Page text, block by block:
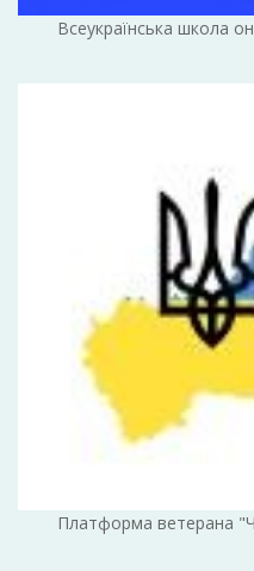
Всеукраїнська школа
Платформа ветерана